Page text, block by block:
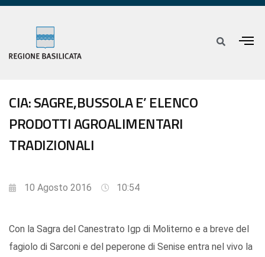
CIA: SAGRE,BUSSOLA E’ ELENCO
PRODOTTI AGROALIMENTARI
TRADIZIONALI
10 Agosto 2016 10:54
Con la Sagra del Canestrato Igp di Moliterno e a breve del
fagiolo di Sarconi e del peperone di Senise entra nel vivo la